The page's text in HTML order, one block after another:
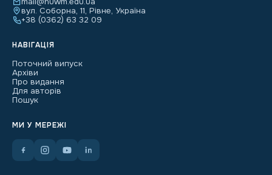
вул. Соборна, 11, Рівне, Україна
+38 (0362) 63 32 09
НАВІГАЦІЯ
Поточний випуск
Архіви
Про видання
Для авторів
Пошук
МИ У МЕРЕЖІ